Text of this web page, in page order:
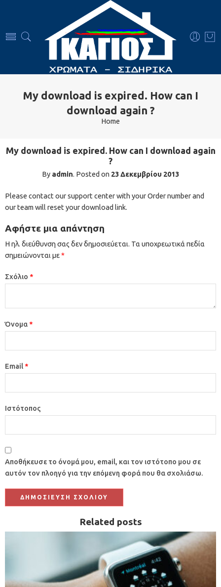
My download is expired. How can I
download again ?
Home
My download is expired. How can I download again
?
By admin. Posted on 23 Δεκεμβρίου 2013
Please contact our support center with your Order number and
our team will reset your download link.
Αφήστε μια απάντηση
Η ηλ. διεύθυνση σας δεν δημοσιεύεται. Τα υποχρεωτικά πεδία
σημειώνονται με*
Σχόλιο *
Όνομα *
Email *
Ιστότοπος
Αποθήκευσε το όνομά μου, email, και τον ιστότοπο μου σε
αυτόν τον πλοηγό για την επόμενη φορά που θα σχολιάσω.
Related posts